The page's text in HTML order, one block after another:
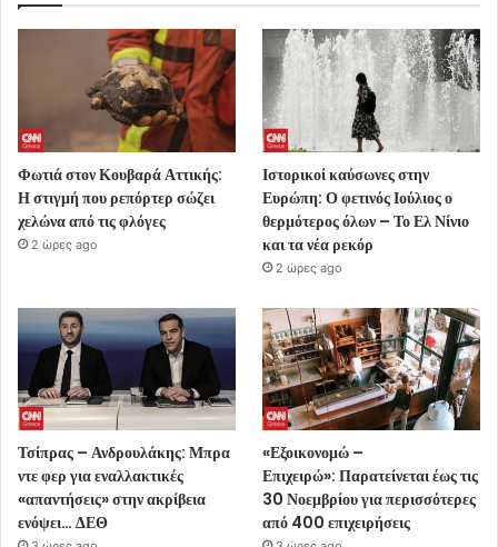
Φωτιά στον Κουβαρά Αττικής:
Η στιγμή που ρεπόρτερ σώζει
χελώνα από τις φλόγες
2 ώρες ago
Ιστορικοί καύσωνες στην
Ευρώπη: Ο φετινός Ιούλιος ο
θερμότερος όλων – Το Ελ Νίνιο
και τα νέα ρεκόρ
2 ώρες ago
Τσίπρας – Ανδρουλάκης: Μπρα
ντε φερ για εναλλακτικές
«απαντήσεις» στην ακρίβεια
ενόψει… ΔΕΘ
«Εξοικονομώ –
Επιχειρώ»: Παρατείνεται έως τις
30 Νοεμβρίου για περισσότερες
από 400 επιχειρήσεις